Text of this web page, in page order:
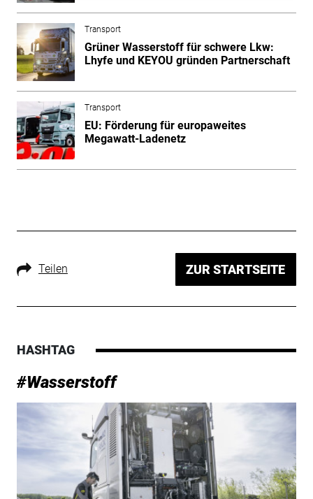
Transport
Grüner Wasserstoff für schwere Lkw:
Lhyfe und KEYOU gründen Partnerschaft
Transport
EU: Förderung für europaweites
Megawatt-Ladenetz
Teilen ZUR STARTSEITE
HASHTAG
#Wasserstoff